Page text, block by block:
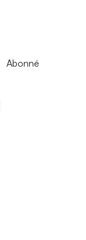
Abonné